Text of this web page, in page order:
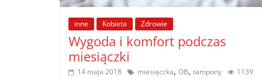
poradniki.
Porady
praktyczne
inne Kobieta Zdrowie
Wygoda i komfort podczas
miesiączki
14 maja 2018 miesiączka, OB, tampony
1139